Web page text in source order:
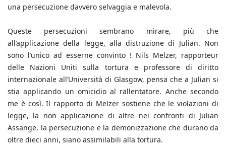
una persecuzione davvero selvaggia e malevola.
Queste persecuzioni sembrano mirare, più che
all’applicazione della legge, alla distruzione di Julian. Non
sono l’unico ad esserne convinto ! Nils Melzer, rapporteur
delle Nazioni Uniti sulla tortura e professore di diritto
internazionale all’Università di Glasgow, pensa che a Julian si
stia applicando un omicidio al rallentatore. Anche secondo
me è così. Il rapporto di Melzer sostiene che le violazioni di
legge, la non applicazione di altre nei confronti di Julian
Assange, la persecuzione e la demonizzazione che durano da
oltre dieci anni, siano assimilabili alla tortura.